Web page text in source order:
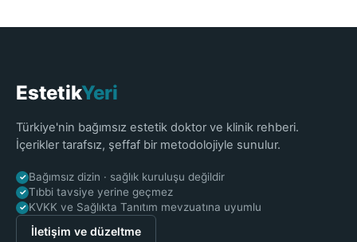
EstetikYeri
Türkiye'nin bağımsız estetik doktor ve klinik rehberi.
İçerikler tarafsız, şeffaf bir metodolojiyle sunulur.
✓ Bağımsız dizin · sağlık kuruluşu değildir
✓ Tıbbi tavsiye yerine geçmez
✓ KVKK ve Sağlıkta Tanıtım mevzuatına uyumlu
İletişim ve düzeltme